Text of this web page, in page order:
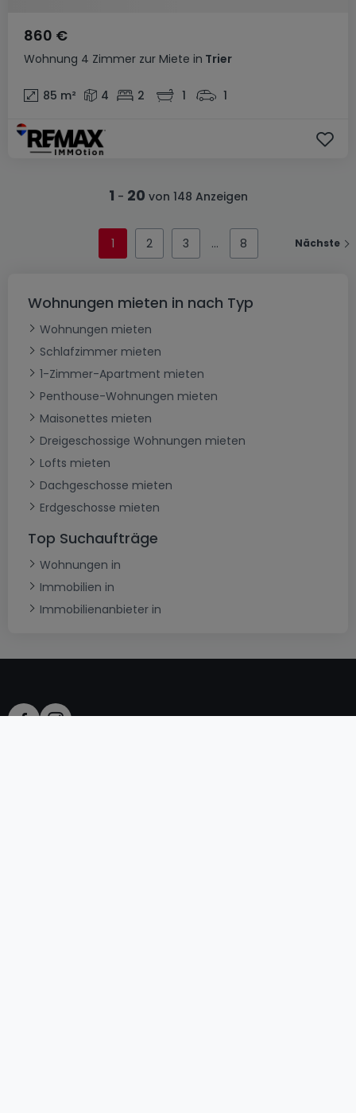
Wohnung 4 Zimmer zur Miete in Trier
860 €
85 m² 4 2 1 1
1 - 20 von 148 Anzeigen
1 2 3 8 Nächste
Wohnungen mieten in nach Typ
Wohnungen mieten
Schlafzimmer mieten
1-Zimmer-Apartment mieten
Penthouse-Wohnungen mieten
Maisonettes mieten
Dreigeschossige Wohnungen mieten
Lofts mieten
Dachgeschosse mieten
Erdgeschosse mieten
Top Suchaufträge
Wohnungen in
Immobilien in
Immobilienanbieter in